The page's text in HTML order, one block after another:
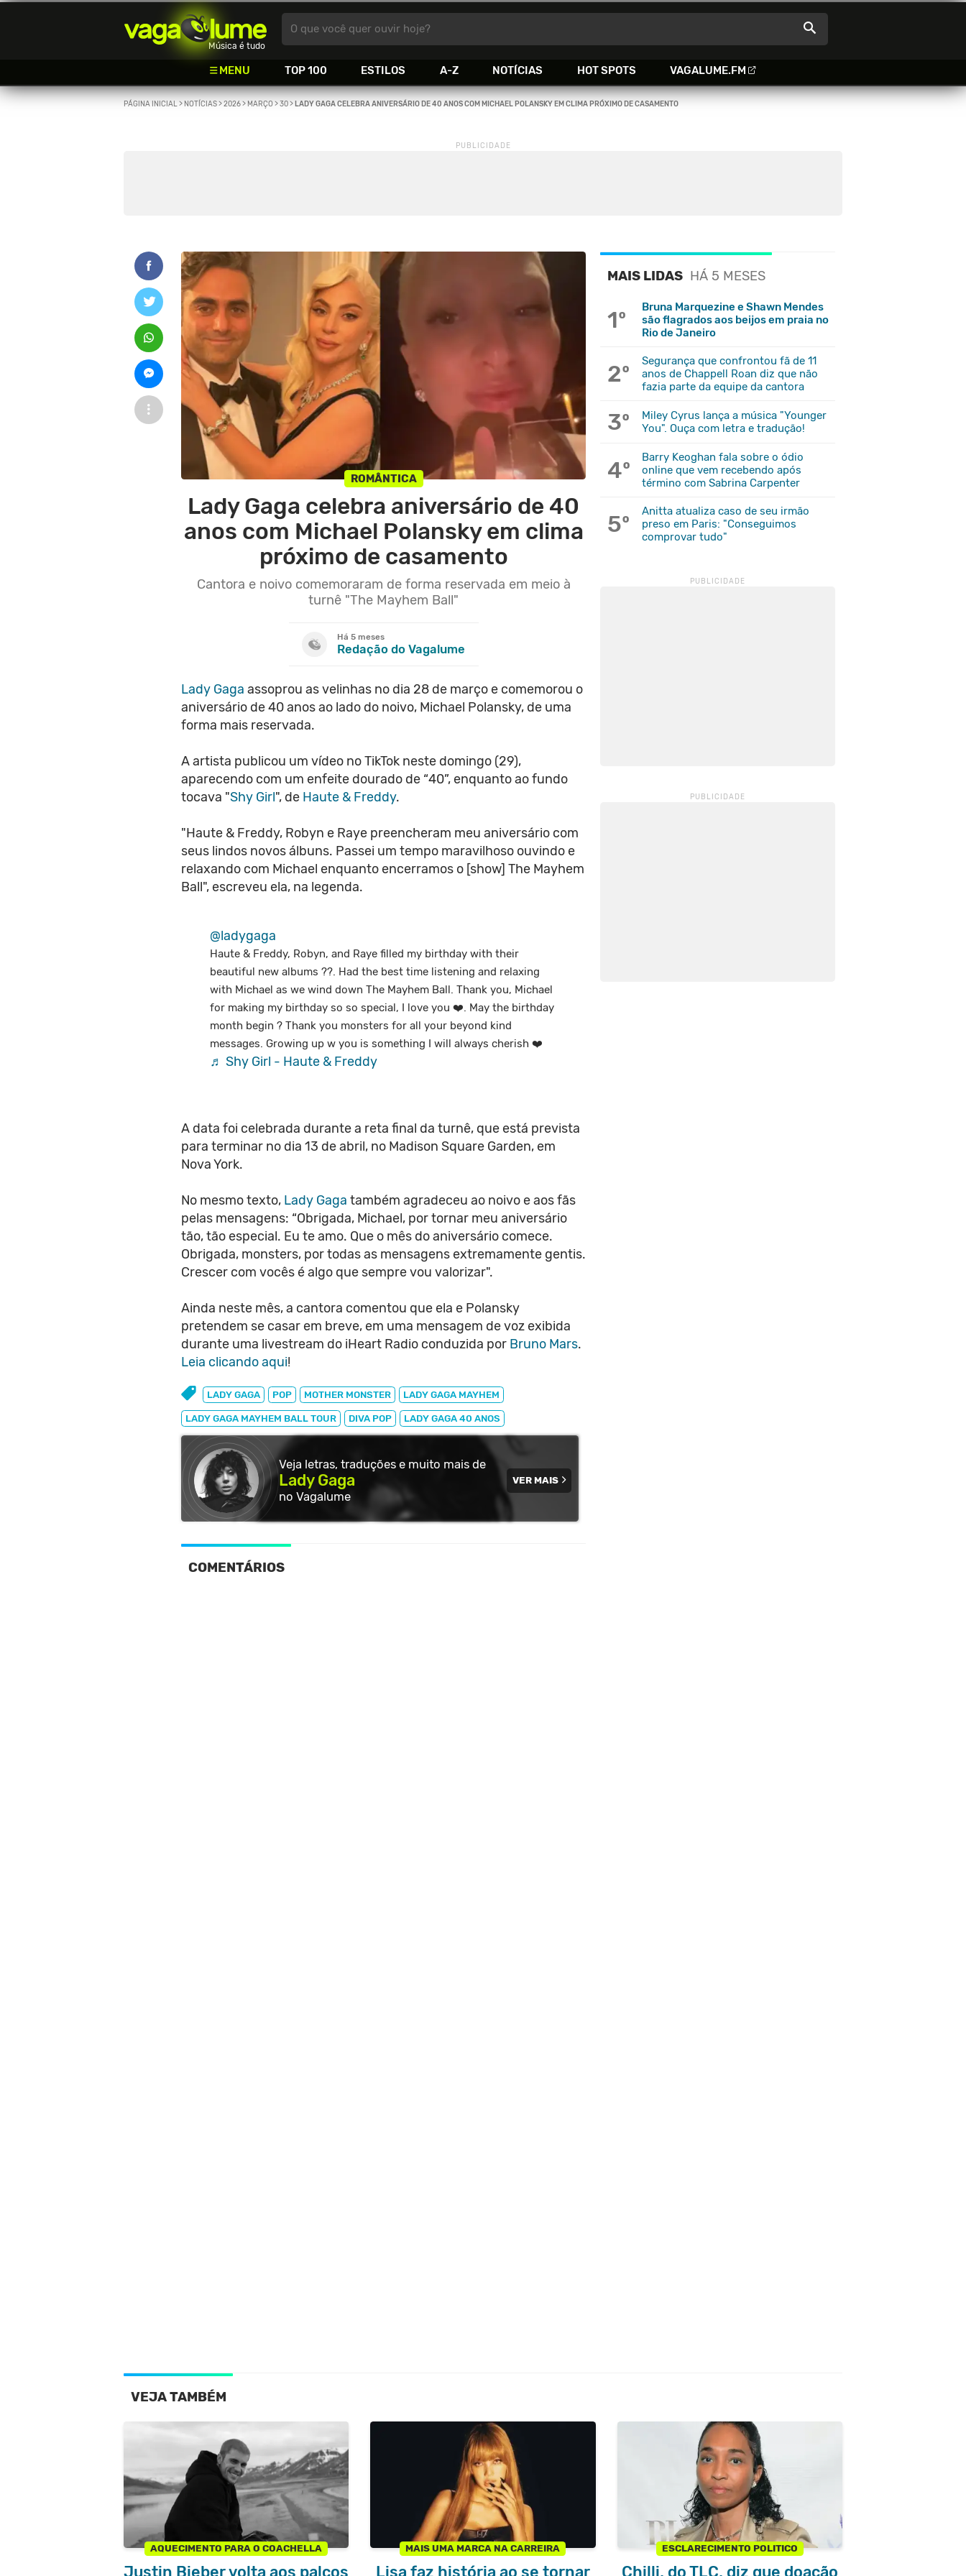
Vagalume
Música é tudo
MENU TOP 100 ESTILOS A-Z NOTÍCIAS HOT SPOTS VAGALUME.FM
O que você quer ouvir hoje?
PÁGINA INICIAL> NOTÍCIAS>2026> MARÇO>30> LADY GAGA CELEBRA ANIVERSÁRIO DE 40 ANOS COM MICHAEL POLANSKY EM CLIMA PRÓXIMO DE CASAMENTO
ROMÂNTICA
Lady Gaga celebra aniversário de 40
anos com Michael Polansky em clima
próximo de casamento
Cantora e noivo comemoraram de forma reservada em meio à
turnê "The Mayhem Ball"
Há 5 meses
Redação do Vagalume
Lady Gaga assoprou as velinhas no dia 28 de março e comemorou o
aniversário de 40 anos ao lado do noivo, Michael Polansky, de uma
forma mais reservada.
A artista publicou um vídeo no TikTok neste domingo (29),
aparecendo com um enfeite dourado de “40”, enquanto ao fundo
tocava "Shy Girl", de Haute & Freddy.
"Haute & Freddy, Robyn e Raye preencheram meu aniversário com
seus lindos novos álbuns. Passei um tempo maravilhoso ouvindo e
relaxando com Michael enquanto encerramos o [show] The Mayhem
Ball", escreveu ela, na legenda.
@ladygaga
Haute & Freddy, Robyn, and Raye filled my birthday with their
beautiful new albums ??. Had the best time listening and relaxing
with Michael as we wind down The Mayhem Ball. Thank you, Michael
for making my birthday so so special, I love you ❤️. May the birthday
month begin ? Thank you monsters for all your beyond kind
messages. Growing up w you is something I will always cherish ❤️
♬ Shy Girl - Haute & Freddy
A data foi celebrada durante a reta final da turnê, que está prevista
para terminar no dia 13 de abril, no Madison Square Garden, em
Nova York.
No mesmo texto, Lady Gaga também agradeceu ao noivo e aos fãs
pelas mensagens: “Obrigada, Michael, por tornar meu aniversário
tão, tão especial. Eu te amo. Que o mês do aniversário comece.
Obrigada, monsters, por todas as mensagens extremamente gentis.
Crescer com vocês é algo que sempre vou valorizar".
Ainda neste mês, a cantora comentou que ela e Polansky
pretendem se casar em breve, em uma mensagem de voz exibida
durante uma livestream do iHeart Radio conduzida por Bruno Mars.
Leia clicando aqui!
LADY GAGA POP MOTHER MONSTER LADY GAGA MAYHEM
LADY GAGA MAYHEM BALL TOUR DIVA POP LADY GAGA 40 ANOS
Veja letras, traduções e muito mais de
Lady Gaga
no Vagalume
VER MAIS
COMENTÁRIOS
MAIS LIDAS HÁ 5 MESES
1º
Bruna Marquezine e Shawn Mendes
são flagrados aos beijos em praia no
Rio de Janeiro
2º
Segurança que confrontou fã de 11
anos de Chappell Roan diz que não
fazia parte da equipe da cantora
3º
Miley Cyrus lança a música "Younger
You". Ouça com letra e tradução!
4º
Barry Keoghan fala sobre o ódio
online que vem recebendo após
término com Sabrina Carpenter
5º
Anitta atualiza caso de seu irmão
preso em Paris: "Conseguimos
comprovar tudo"
VEJA TAMBÉM
AQUECIMENTO PARA O COACHELLA
Justin Bieber volta aos palcos
MAIS UMA MARCA NA CARREIRA
Lisa faz história ao se tornar
ESCLARECIMENTO POLITICO
Chilli, do TLC, diz que doação